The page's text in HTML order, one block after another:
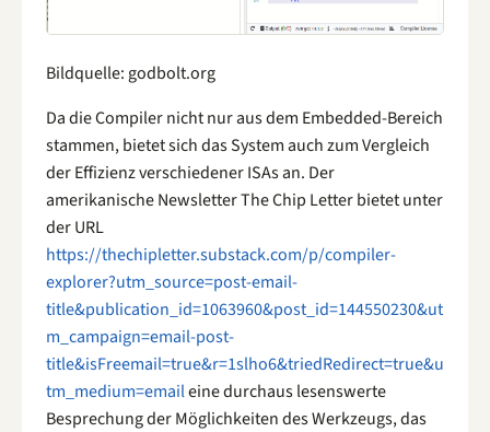
Bildquelle: godbolt.org
Da die Compiler nicht nur aus dem Embedded-Bereich
stammen, bietet sich das System auch zum Vergleich
der Effizienz verschiedener ISAs an. Der
amerikanische Newsletter The Chip Letter bietet unter
der URL
https://thechipletter.substack.com/p/compiler-
explorer?utm_source=post-email-
title&publication_id=1063960&post_id=144550230&ut
m_campaign=email-post-
title&isFreemail=true&r=1slho6&triedRedirect=true&u
tm_medium=emaileine durchaus lesenswerte
Besprechung der Möglichkeiten des Werkzeugs, das